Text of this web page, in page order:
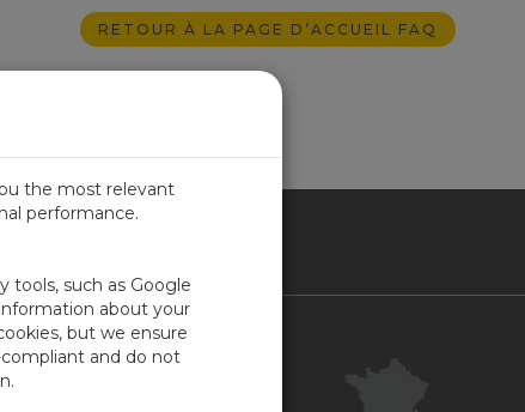
RETOUR À LA PAGE D’ACCUEIL FAQ
Contact
the most relevant
performance.
tools, such as Google
about your
but we ensure
and do not